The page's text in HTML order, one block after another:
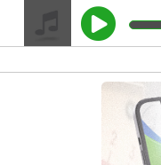
Google Adsense